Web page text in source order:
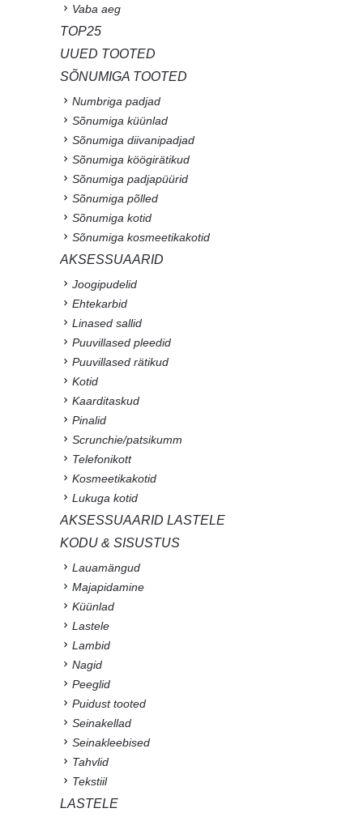
Vaba aeg
TOP25
UUED TOOTED
SÕNUMIGA TOOTED
Numbriga padjad
Sõnumiga küünlad
Sõnumiga diivanipadjad
Sõnumiga köögirätikud
Sõnumiga padjapüürid
Sõnumiga põlled
Sõnumiga kotid
Sõnumiga kosmeetikakotid
AKSESSUAARID
Joogipudelid
Ehtekarbid
Linased sallid
Puuvillased pleedid
Puuvillased rätikud
Kotid
Kaarditaskud
Pinalid
Scrunchie/patsikumm
Telefonikott
Kosmeetikakotid
Lukuga kotid
AKSESSUAARID LASTELE
KODU & SISUSTUS
Lauamängud
Majapidamine
Küünlad
Lastele
Lambid
Nagid
Peeglid
Puidust tooted
Seinakellad
Seinakleebised
Tahvlid
Tekstiil
LASTELE